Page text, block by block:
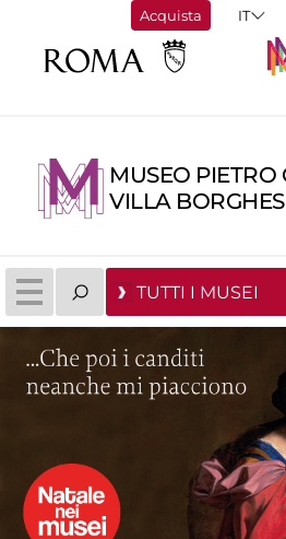
Acquista
MUSEO
VILLA
TUTTI I MUSEI